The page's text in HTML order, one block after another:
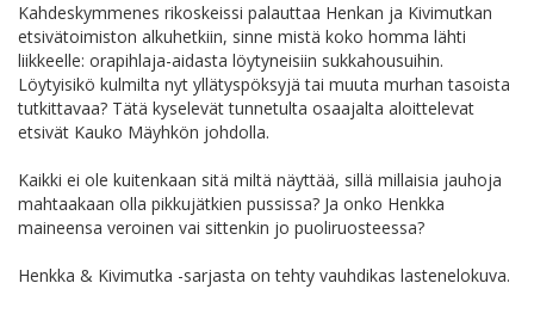
Kahdeskymmenes rikoskeissi palauttaa Henkan ja Kivimutkan
etsivätoimiston alkuhetkiin, sinne mistä koko homma lähti
liikkeelle: orapihlaja-aidasta löytyneisiin sukkahousuihin.
Löytyisikö kulmilta nyt yllätyspöksyjä tai muuta murhan tasoista
tutkittavaa? Tätä kyselevät tunnetulta osaajalta aloittelevat
etsivät Kauko Mäyhkön johdolla.
Kaikki ei ole kuitenkaan sitä miltä näyttää, sillä millaisia jauhoja
mahtaakaan olla pikkujätkien pussissa? Ja onko Henkka
maineensa veroinen vai sittenkin jo puoliruosteessa?
Henkka & Kivimutka -sarjasta on tehty vauhdikas lastenelokuva.